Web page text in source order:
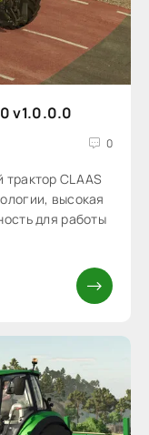
v1.0.0.0
0
CLAAS
высокая
для работы